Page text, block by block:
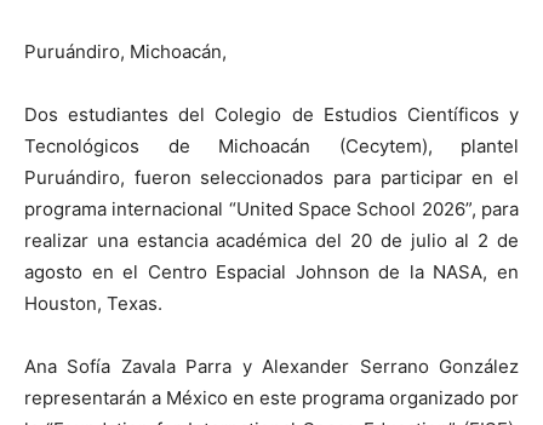
Puruándiro, Michoacán,
Dos estudiantes del Colegio de Estudios Científicos y
Tecnológicos de Michoacán (Cecytem), plantel
Puruándiro, fueron seleccionados para participar en el
programa internacional “United Space School 2026”, para
realizar una estancia académica del 20 de julio al 2 de
agosto en el Centro Espacial Johnson de la NASA, en
Houston, Texas.
Ana Sofía Zavala Parra y Alexander Serrano González
representarán a México en este programa organizado por